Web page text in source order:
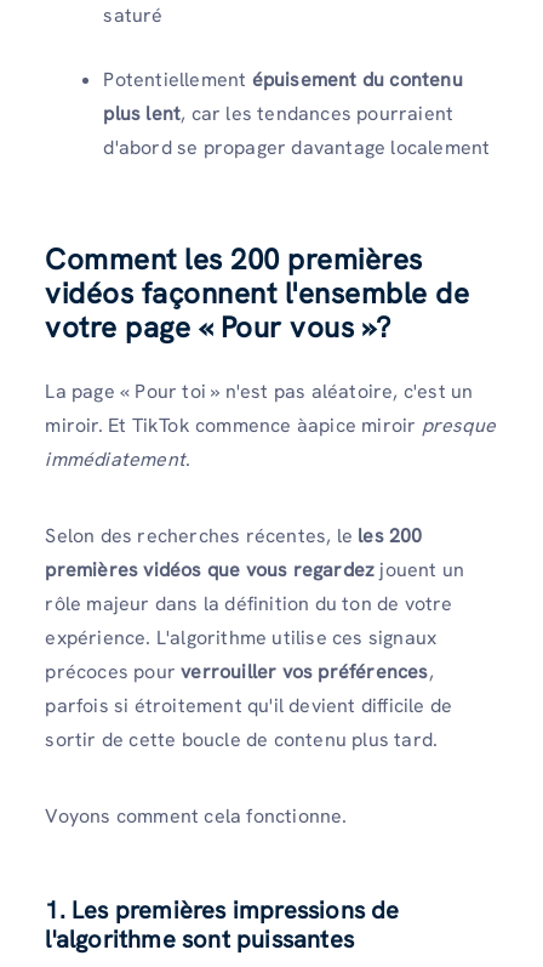
saturé
Potentiellement épuisement du contenu
plus lent, car les tendances pourraient
d'abord se propager davantage localement
Comment les 200 premières
vidéos façonnent l'ensemble de
votre page « Pour vous »?
La page « Pour toi » n'est pas aléatoire, c'est un
miroir. Et TikTok commence àapice miroir presque
immédiatement.
Selon des recherches récentes, le les 200
premières vidéos que vous regardez jouent un
rôle majeur dans la définition du ton de votre
expérience. L'algorithme utilise ces signaux
précoces pourverrouiller vos préférences,
parfois si étroitement qu'il devient difficile de
sortir de cette boucle de contenu plus tard.
Voyons comment cela fonctionne.
1. Les premières impressions de
l'algorithme sont puissantes